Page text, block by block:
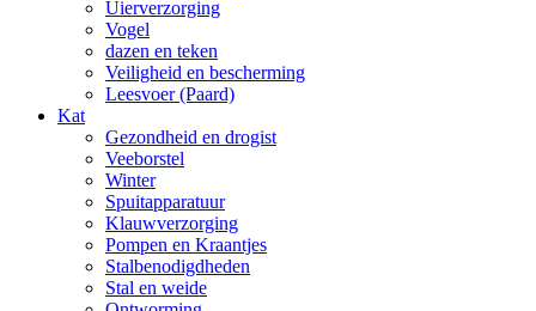
Uierverzorging
Vogel
dazen en teken
Veiligheid en bescherming
Leesvoer (Paard)
Kat
Gezondheid en drogist
Veeborstel
Winter
Spuitapparatuur
Klauwverzorging
Pompen en Kraantjes
Stalbenodigdheden
Stal en weide